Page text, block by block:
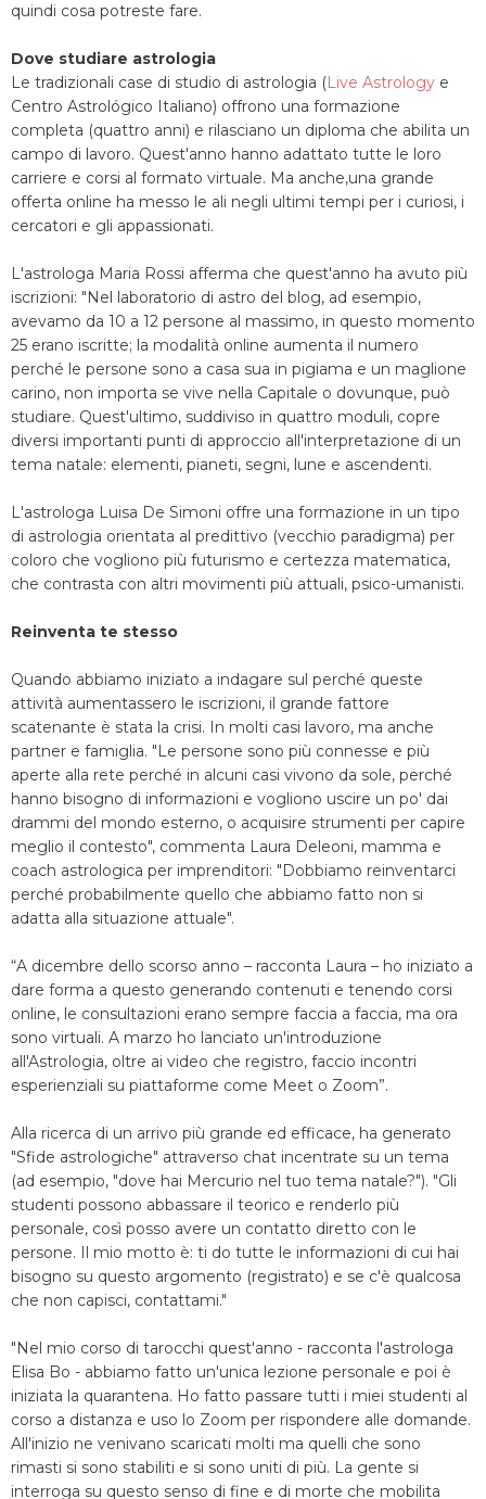
quindi cosa potreste fare.
Dove studiare astrologia
Le tradizionali case di studio di astrologia (Live Astrology e
Centro Astrológico Italiano) offrono una formazione
completa (quattro anni) e rilasciano un diploma che abilita un
campo di lavoro. Quest'anno hanno adattato tutte le loro
carriere e corsi al formato virtuale. Ma anche,una grande
offerta online ha messo le ali negli ultimi tempi per i curiosi, i
cercatori e gli appassionati.
L'astrologa Maria Rossi afferma che quest'anno ha avuto più
iscrizioni: "Nel laboratorio di astro del blog, ad esempio,
avevamo da 10 a 12 persone al massimo, in questo momento
25 erano iscritte; la modalità online aumenta il numero
perché le persone sono a casa sua in pigiama e un maglione
carino, non importa se vive nella Capitale o dovunque, può
studiare. Quest'ultimo, suddiviso in quattro moduli, copre
diversi importanti punti di approccio all'interpretazione di un
tema natale: elementi, pianeti, segni, lune e ascendenti.
L'astrologa Luisa De Simoni offre una formazione in un tipo
di astrologia orientata al predittivo (vecchio paradigma) per
coloro che vogliono più futurismo e certezza matematica,
che contrasta con altri movimenti più attuali, psico-umanisti.
Reinventa te stesso
Quando abbiamo iniziato a indagare sul perché queste
attività aumentassero le iscrizioni, il grande fattore
scatenante è stata la crisi. In molti casi lavoro, ma anche
partner e famiglia. "Le persone sono più connesse e più
aperte alla rete perché in alcuni casi vivono da sole, perché
hanno bisogno di informazioni e vogliono uscire un po' dai
drammi del mondo esterno, o acquisire strumenti per capire
meglio il contesto", commenta Laura Deleoni, mamma e
coach astrologica per imprenditori: "Dobbiamo reinventarci
perché probabilmente quello che abbiamo fatto non si
adatta alla situazione attuale".
“A dicembre dello scorso anno – racconta Laura – ho iniziato a
dare forma a questo generando contenuti e tenendo corsi
online, le consultazioni erano sempre faccia a faccia, ma ora
sono virtuali. A marzo ho lanciato un'introduzione
all'Astrologia, oltre ai video che registro, faccio incontri
esperienziali su piattaforme come Meet o Zoom”.
Alla ricerca di un arrivo più grande ed efficace, ha generato
"Sfide astrologiche" attraverso chat incentrate su un tema
(ad esempio, "dove hai Mercurio nel tuo tema natale?"). "Gli
studenti possono abbassare il teorico e renderlo più
personale, così posso avere un contatto diretto con le
persone. Il mio motto è: ti do tutte le informazioni di cui hai
bisogno su questo argomento (registrato) e se c'è qualcosa
che non capisci, contattami."
"Nel mio corso di tarocchi quest'anno - racconta l'astrologa
Elisa Bo - abbiamo fatto un'unica lezione personale e poi è
iniziata la quarantena. Ho fatto passare tutti i miei studenti al
corso a distanza e uso lo Zoom per rispondere alle domande.
All'inizio ne venivano scaricati molti ma quelli che sono
rimasti si sono stabiliti e si sono uniti di più. La gente si
interroga su questo senso di fine e di morte che mobilita